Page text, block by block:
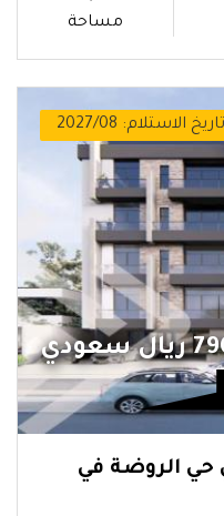
مساحة
تاريخ الاستلام: 2027/08
حي الروضة في